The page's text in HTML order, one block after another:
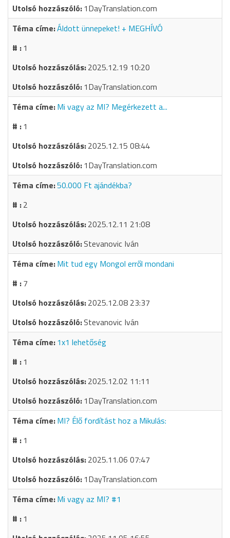
1DayTranslation.com
Áldott ünnepeket! + MEGHÍVÓ
1
2025.12.19 10:20
1DayTranslation.com
Mi vagy az MI? Megérkezett a...
1
2025.12.15 08:44
1DayTranslation.com
50.000 Ft ajándékba?
2
2025.12.11 21:08
Stevanovic Iván
Mit tud egy Mongol erről mondani
7
2025.12.08 23:37
Stevanovic Iván
1x1 lehetőség
1
2025.12.02 11:11
1DayTranslation.com
MI? Élő fordítást hoz a Mikulás:
1
2025.11.06 07:47
1DayTranslation.com
Mi vagy az MI? #1
1